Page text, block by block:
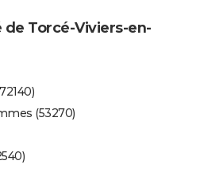
de Torcé-Viviers-en-
(53270)